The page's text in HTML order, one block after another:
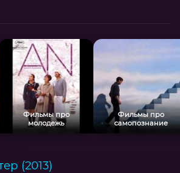
Фильмы про
молодежь
Фильмы про
самопознание
(2013)